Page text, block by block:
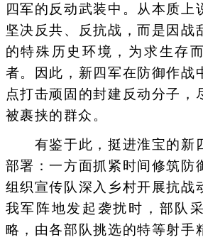
四军的反动武装中。从本质上
坚决反共、反抗战，而是因战
的特殊历史环境，为求生存
者。因此，新四军在防御作战
点打击顽固的封建反动分子，
被裹挟的群众。
有鉴于此，挺进淮宝的新
部署：一方面抓紧时间修筑防
组织宣传队深入乡村开展抗战
我军阵地发起袭扰时，部队
略，由各部队挑选的特等射手